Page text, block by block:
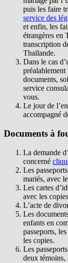
puis les faire
service des
et enfin, les
étrangères en
transcription
Thaïlande.
Dans le cas
préalablement
documents,
service
vous.
Le jour de
accompagné
Documents à
La demande
concerné
Les
mariés, avec
Les cartes
avec les
L’acte de
Les
enfants en
passeports,
les copies.
Les
deux témoins,